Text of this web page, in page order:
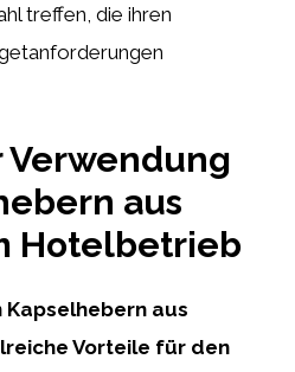
treffen, die ihren
aus
Hotelbetrieb
Kapselhebern aus
Vorteile für den